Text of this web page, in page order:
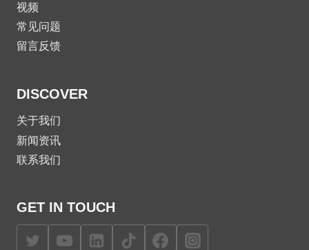
视频
常见问题
留言反馈
DISCOVER
关于我们
新闻资讯
联系我们
GET IN TOUCH